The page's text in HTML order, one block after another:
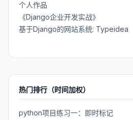
个人作品
《Django企业开发实战》
基于Django的网站系统: Typeidea
热门排行（时间加权）
python项目练习一：即时标记